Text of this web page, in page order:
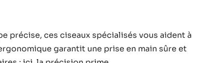
précise, ces ciseaux spécialisés vous aident à
garantit une prise en main sûre et